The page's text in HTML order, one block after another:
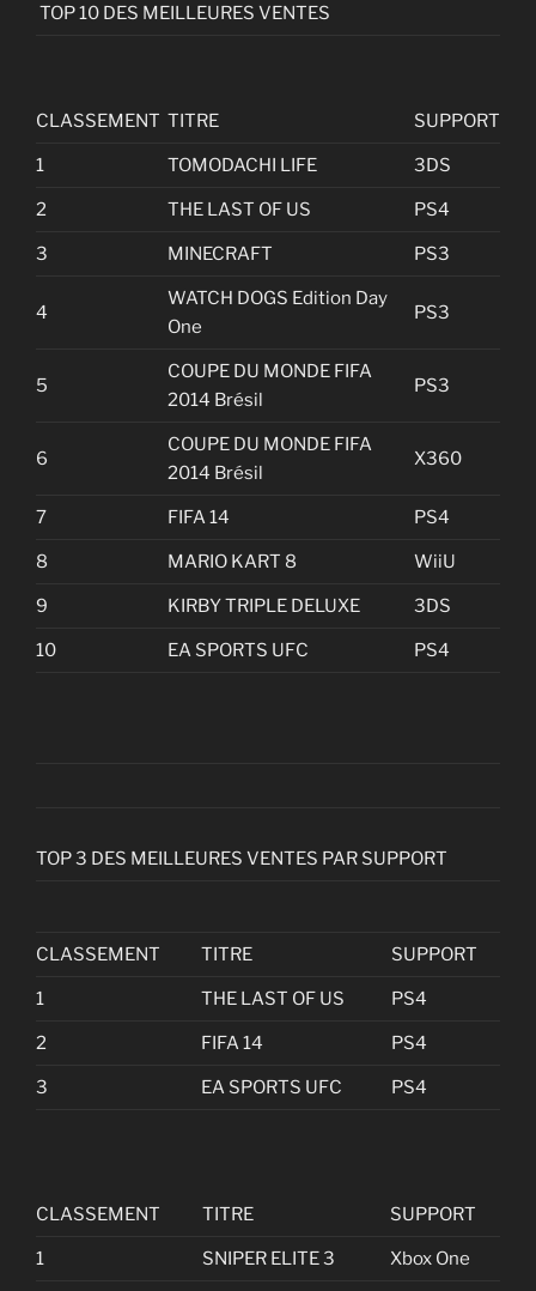
TOP 10 DES MEILLEURES VENTES
CLASSEMENT TITRE SUPPORT
1 TOMODACHI LIFE 3DS
2 THE LAST OF US PS4
3 MINECRAFT PS3
4
WATCH DOGS Edition Day
One
PS3
5
COUPE DU MONDE FIFA
2014 Brésil
PS3
6
COUPE DU MONDE FIFA
2014 Brésil
X360
7 FIFA 14 PS4
8 MARIO KART 8 WiiU
9 KIRBY TRIPLE DELUXE 3DS
10 EA SPORTS UFC PS4
TOP 3 DES MEILLEURES VENTES PAR SUPPORT
CLASSEMENT TITRE SUPPORT
1 THE LAST OF US PS4
2 FIFA 14 PS4
3 EA SPORTS UFC PS4
CLASSEMENT TITRE SUPPORT
1 SNIPER ELITE 3 Xbox One